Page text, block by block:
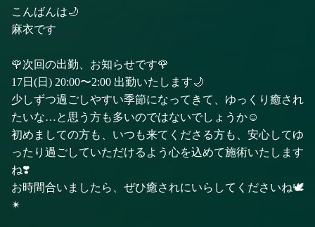
こんばんは🌙
麻衣です
🌹次回の出勤、お知らせです🌹
17日(日) 20:00〜2:00 出勤いたします🌙
少しずつ過ごしやすい季節になってきて、ゆっくり癒され
たいな…と思う方も多いのではないでしょうか☺️
初めましての方も、いつも来てくださる方も、安心してゆ
ったり過ごしていただけるよう心を込めて施術いたします
ね❣️
お時間合いましたら、ぜひ癒されにいらしてくださいね🕊️
✴︎